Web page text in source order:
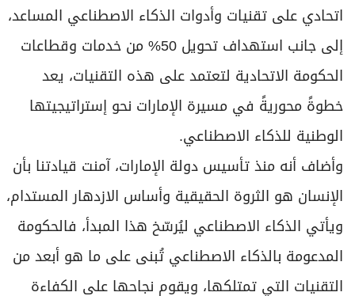
اتحادي على تقنيات وأدوات الذكاء الاصطناعي المساعد،
إلى جانب استهداف تحويل 50% من خدمات وقطاعات
الحكومة الاتحادية لتعتمد على هذه التقنيات، يعد
خطوةً محوريةً في مسيرة الإمارات نحو إستراتيجيتها
الوطنية للذكاء الاصطناعي.
وأضاف أنه منذ تأسيس دولة الإمارات، آمنت قيادتنا بأن
الإنسان هو الثروة الحقيقية وأساس الازدهار المستدام،
ويأتي الذكاء الاصطناعي ليُرسّخ هذا المبدأ، فالحكومة
المدعومة بالذكاء الاصطناعي تُبنى على ما هو أبعد من
التقنيات التي تمتلكها، ويقوم نجاحها على الكفاءة